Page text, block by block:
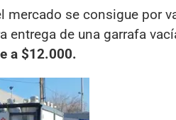
mercado se consigue por
entrega de una garrafa
a $12.000.